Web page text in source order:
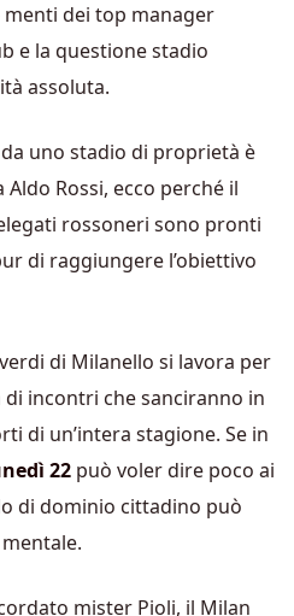
menti dei top manager
e la questione stadio
assoluta.
uno stadio di proprietà è
Rossi, ecco perché il
rossoneri sono pronti
di raggiungere l’obiettivo
di Milanello si lavora per
incontri che sanciranno in
di un’intera stagione. Se in
22 può voler dire poco ai
di dominio cittadino può
mister Pioli, il Milan